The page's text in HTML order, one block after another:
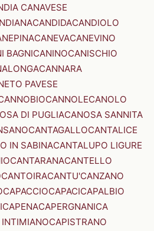
CANAVESE
CANDIDACANDIOLO
CANEVACANEVINO
BAGNICANINOCANISCHIO
CANNARA
PAVESE
CANNOLECANOLO
DI PUGLIACANOSA SANNITA
CANTAGALLOCANTALICE
IN SABINACANTALUPO LIGURE
CANTARANACANTELLO
CANTOIRACANTU'CANZANO
CAPACCIOCAPACICAPALBIO
CAPENACAPERGNANICA
INTIMIANOCAPISTRANO